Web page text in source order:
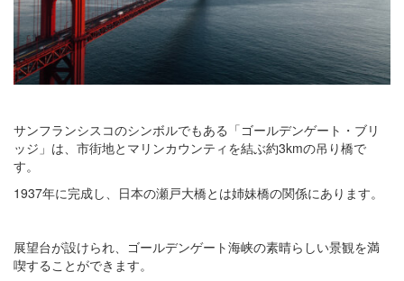
サンフランシスコのシンボルでもある「ゴールデンゲート・ブリ
ッジ」は、市街地とマリンカウンティを結ぶ約3kmの吊り橋で
す。
1937年に完成し、日本の瀬戸大橋とは姉妹橋の関係にあります。
展望台が設けられ、ゴールデンゲート海峡の素晴らしい景観を満
喫することができます。